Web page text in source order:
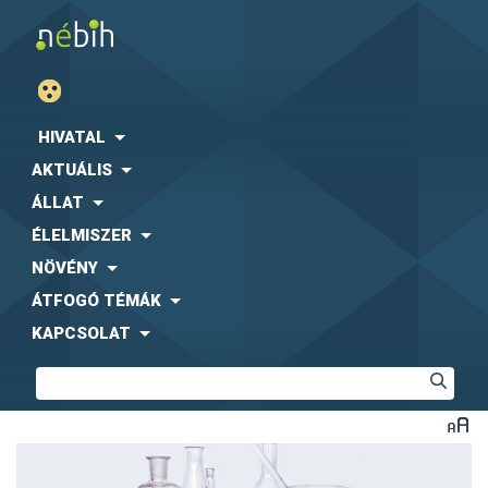
HIVATAL
AKTUÁLIS
ÁLLAT
ÉLELMISZER
NÖVÉNY
ÁTFOGÓ TÉMÁK
KAPCSOLAT